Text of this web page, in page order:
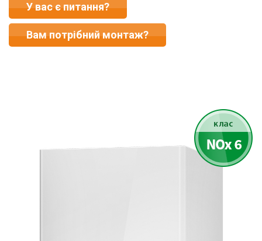
У вас є питання?
Вам потрібний монтаж?